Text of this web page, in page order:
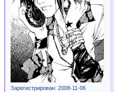
Зарегистрирован: 2008-11-06